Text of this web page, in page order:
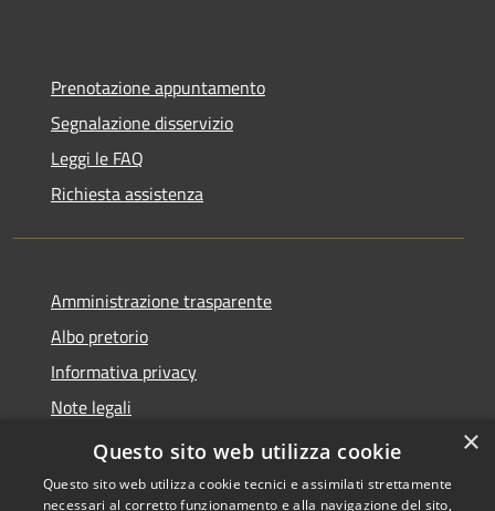
Prenotazione appuntamento
Segnalazione disservizio
Leggi le FAQ
Richiesta assistenza
Amministrazione trasparente
Albo pretorio
Informativa privacy
Note legali
Dichiarazione di accessibilità
×
Questo sito web utilizza cookie
Questo sito web utilizza cookie tecnici e assimilati strettamente
necessari al corretto funzionamento e alla navigazione del sito,